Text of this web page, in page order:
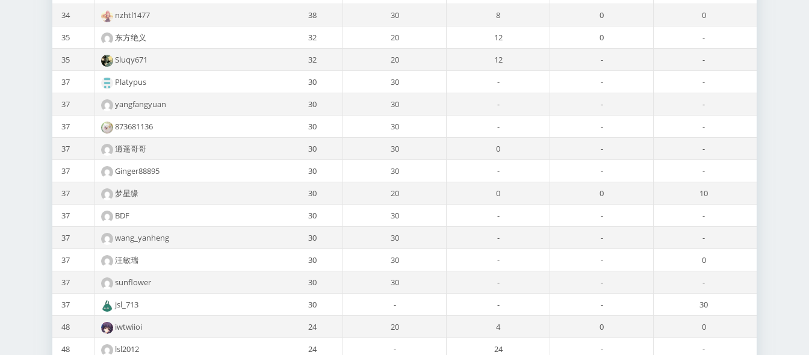
34 nzhtl1477 38 30 8 0 0
35 东方绝义 32 20 12 0 -
35 Sluqy671 32 20 12 - -
37 Platypus 30 30 - - -
37 yangfangyuan 30 30 - - -
37 873681136 30 30 - - -
37 逍遥哥哥 30 30 0 - -
37 Ginger88895 30 30 - - -
37 梦星缘 30 20 0 0 10
37 BDF 30 30 - - -
37 wang_yanheng 30 30 - - -
37 汪敏瑞 30 30 - - 0
37 sunflower 30 30 - - -
37 jsl_713 30 - - - 30
48 iwtwiioi 24 20 4 0 0
48 lsl2012 24 - 24 - -